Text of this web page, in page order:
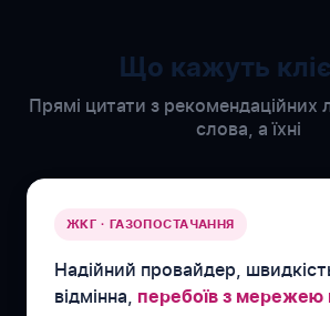
Що кажуть
Прямі цитати з рекомендаційних
слова, а їхні
ЖКГ · ГАЗОПОСТАЧАННЯ
Надійний провайдер,
відмінна, перебоїв з мережею